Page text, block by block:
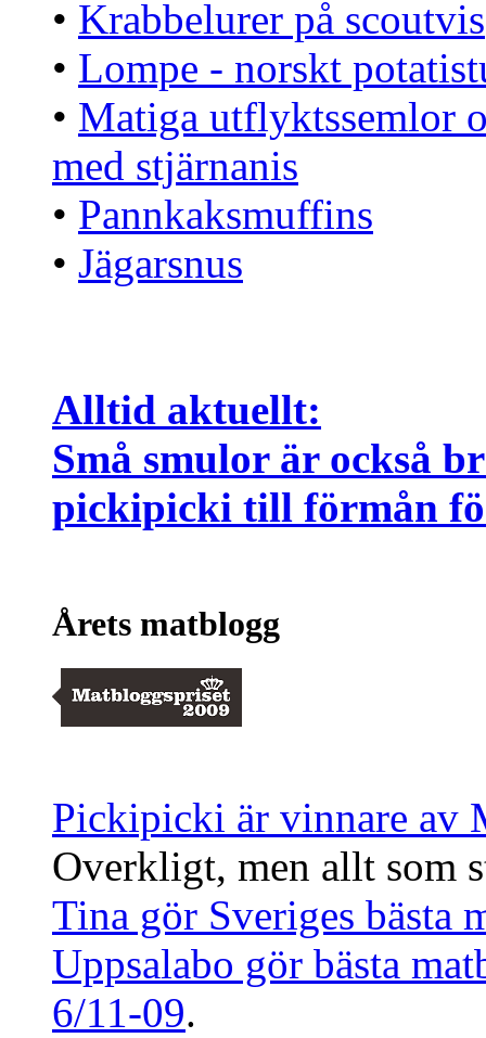
• Krabbelurer på scoutvis
• Lompe - norskt
• Matiga utflyktssemlor
med stjärnanis
• Pannkaksmuffins
• Jägarsnus
Alltid aktuellt:
Små smulor är också
pickipicki till förmån
Årets matblogg
Pickipicki är vinnare av
Overkligt, men allt som
Tina gör Sveriges bästa
Uppsalabo gör bästa
6/11-09.